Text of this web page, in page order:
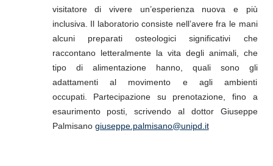
visitatore di vivere un’esperienza nuova e più
inclusiva. Il laboratorio consiste nell’avere fra le mani
alcuni preparati osteologici significativi che
raccontano letteralmente la vita degli animali, che
tipo di alimentazione hanno, quali sono gli
adattamenti al movimento e agli ambienti
occupati. Partecipazione su prenotazione, fino a
esaurimento posti, scrivendo al dottor Giuseppe
Palmisano giuseppe.palmisano@unipd.it